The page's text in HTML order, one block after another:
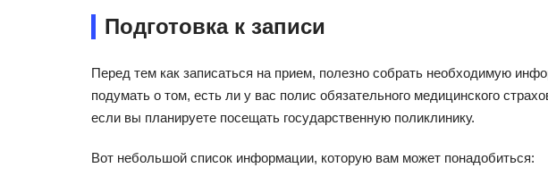
Подготовка к записи
Перед тем как записаться на прием, полезно собрать необходимую
подумать о том, есть ли у вас полис обязательного медицинского
если вы планируете посещать государственную поликлинику.
Вот небольшой список информации, которую вам может понадобиться: